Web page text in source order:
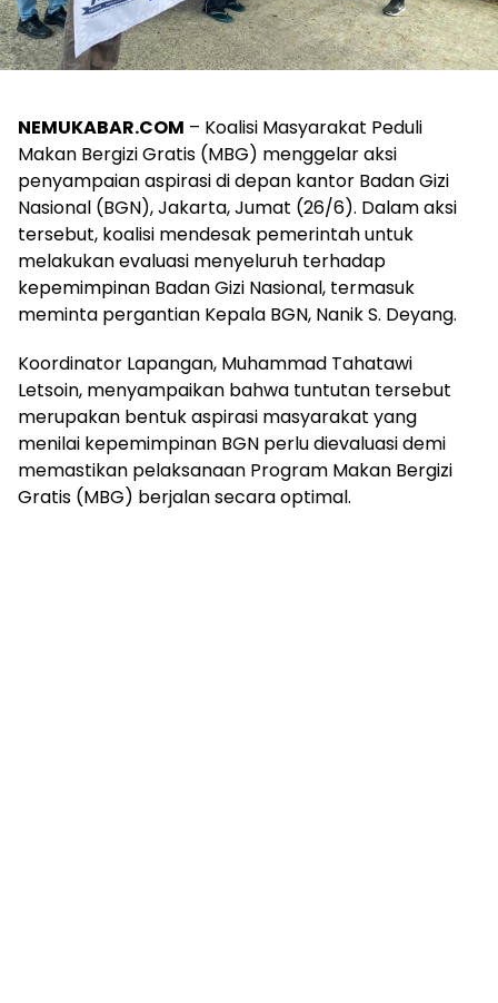
NEMUKABAR.COM – Koalisi Masyarakat Peduli
Makan Bergizi Gratis (MBG) menggelar aksi
penyampaian aspirasi di depan kantor Badan Gizi
Nasional (BGN), Jakarta, Jumat (26/6). Dalam aksi
tersebut, koalisi mendesak pemerintah untuk
melakukan evaluasi menyeluruh terhadap
kepemimpinan Badan Gizi Nasional, termasuk
meminta pergantian Kepala BGN, Nanik S. Deyang.
Koordinator Lapangan, Muhammad Tahatawi
Letsoin, menyampaikan bahwa tuntutan tersebut
merupakan bentuk aspirasi masyarakat yang
menilai kepemimpinan BGN perlu dievaluasi demi
memastikan pelaksanaan Program Makan Bergizi
Gratis (MBG) berjalan secara optimal.